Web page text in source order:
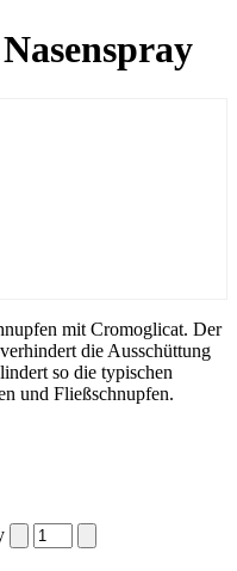
mit Cromoglicat. Der
die Ausschüttung
so die typischen
und Fließschnupfen.